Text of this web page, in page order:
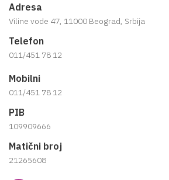
Adresa
Viline vode 47, 11000 Beograd, Srbija
Telefon
011/451 78 12
Mobilni
011/451 78 12
PIB
109909666
Matični broj
21265608